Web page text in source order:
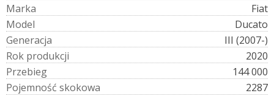
Marka
Fiat
Model
Ducato
Generacja
III (2007-)
Rok produkcji
2020
Przebieg
144 000
Pojemność skokowa
2287